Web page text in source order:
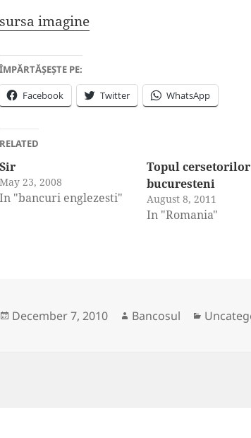
sursa imagine
ÎMPĂRTĂȘEȘTE PE:
Facebook Twitter WhatsApp
RELATED
Sir
May 23, 2008
In "bancuri englezesti"
Topul cersetorilor
bucuresteni
August 8, 2011
In "Romania"
Posted
December 7, 2010 Author
Bancosul